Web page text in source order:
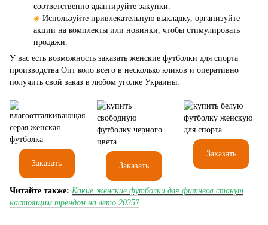
соответственно адаптируйте закупки.
◈ Используйте привлекательную выкладку, организуйте
акции на комплекты или новинки, чтобы стимулировать
продажи.
У вас есть возможность заказать женские футболки для спорта
производства Опт коло всего в несколько кликов и оперативно
получить свой заказ в любом уголке Украины.
Заказать Заказать
Заказать
Читайте также: Какие женские футболки для фитнеса станут
настоящим трендом на лето 2025?